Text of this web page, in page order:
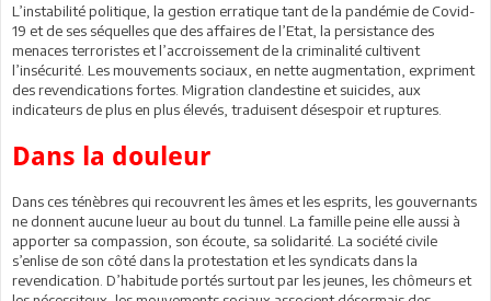
L’instabilité politique, la gestion erratique tant de la pandémie de Covid-
19 et de ses séquelles que des affaires de l’Etat, la persistance des
menaces terroristes et l’accroissement de la criminalité cultivent
l’insécurité. Les mouvements sociaux, en nette augmentation, expriment
des revendications fortes. Migration clandestine et suicides, aux
indicateurs de plus en plus élevés, traduisent désespoir et ruptures.
Dans la douleur
Dans ces ténèbres qui recouvrent les âmes et les esprits, les gouvernants
ne donnent aucune lueur au bout du tunnel. La famille peine elle aussi à
apporter sa compassion, son écoute, sa solidarité. La société civile
s’enlise de son côté dans la protestation et les syndicats dans la
revendication. D’habitude portés surtout par les jeunes, les chômeurs et